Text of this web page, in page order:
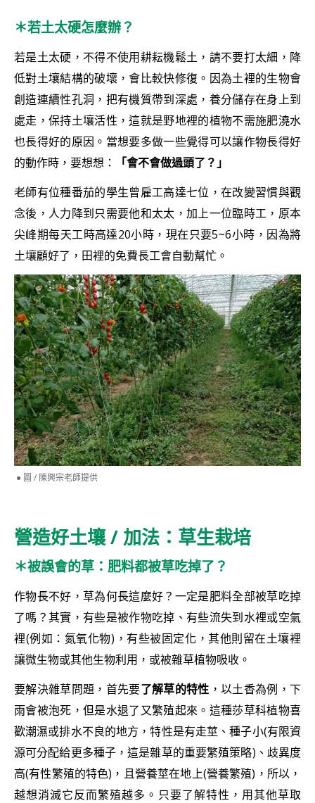
＊若土太硬怎麼辦？
若是土太硬，不得不使用耕耘機鬆土，請不要打太細，降
低對土壤結構的破壞，會比較快修復。因為土裡的生物會
創造連續性孔洞，把有機質帶到深處，養分儲存在身上到
處走，保持土壤活性，這就是野地裡的植物不需施肥澆水
也長得好的原因。當想要多做一些覺得可以讓作物長得好
的動作時，要想想：
「會不會做過頭了？ 」
老師有位種番茄的學生曾雇工高達七位，在改變習慣與觀
念後，人力降到只需要他和太太，加上一位臨時工，原本
尖峰期每天工時高達20小時，現在只要5~6小時，因為將
土壤顧好了，田裡的免費長工會自動幫忙。
圖 / 陳興宗老師提供
營造好土壤 / 加法：草生栽培
＊被誤會的草：肥料都被草吃掉了？
作物長不好，草為何長這麼好？一定是肥料全部被草吃掉
了嗎？其實，有些是被作物吃掉、有些流失到水裡或空氣
裡(例如：氮氧化物)，有些被固定化，其他則留在土壤裡
讓微生物或其他生物利用，或被雜草植物吸收。
要解決雜草問題，首先要了解草的特性 ，以土香為例，下
雨會被泡死，但是水退了又繁殖起來。這種莎草科植物喜
歡潮濕或排水不良的地方，特性是有走莖、種子小(有限資
源可分配給更多種子，這是雜草的重要繁殖策略)、歧異度
高(有性繁殖的特色)，且營養莖在地上(營養繁殖)，所以，
越想消滅它反而繁殖越多。只要了解特性，用其他草取